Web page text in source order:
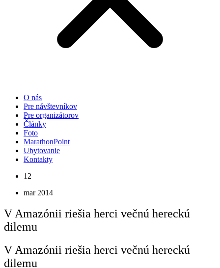
O nás
Pre návštevníkov
Pre organizátorov
Články
Foto
MarathonPoint
Ubytovanie
Kontakty
12
mar 2014
V Amazónii riešia herci večnú hereckú
dilemu
V Amazónii riešia herci večnú hereckú
dilemu